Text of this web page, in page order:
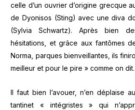
celle d’un ouvrier d’origine grecque
de Dyonisos (Sting) avec une diva
(Sylvia Schwartz). Après bien
hésitations, et grâce aux fantômes
Norma, parques bienveillantes, ils
meilleur et pour le pire » comme on
Il faut bien l’avouer, n’en déplaise
tantinet « intégristes » qui